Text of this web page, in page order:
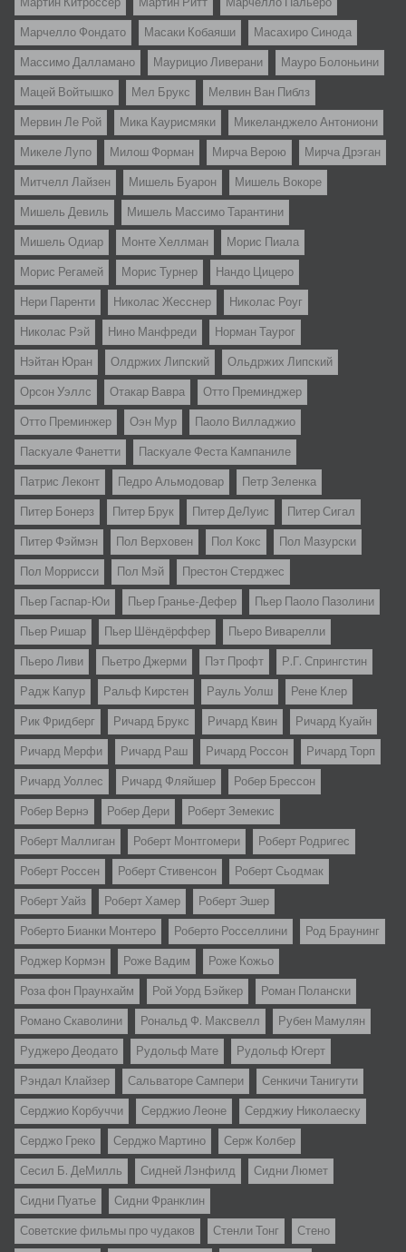
Марчелло Фондато Масаки Кобаяши Масахиро Синода
Массимо Далламано Маурицио Ливерани Мауро Болоньини
Мацей Войтышко Мел Брукс Мелвин Ван Пиблз
Мервин Ле Рой Мика Каурисмяки Микеланджело Антониони
Микеле Лупо Милош Форман Мирча Верою Мирча Дрэган
Митчелл Лайзен Мишель Буарон Мишель Вокоре
Мишель Девиль Мишель Массимо Тарантини
Мишель Одиар Монте Хеллман Морис Пиала
Морис Регамей Морис Турнер Нандо Цицеро
Нери Паренти Николас Жесснер Николас Роуг
Николас Рэй Нино Манфреди Норман Таурог
Нэйтан Юран Олдржих Липский Ольдржих Липский
Орсон Уэллс Отакар Вавра Отто Преминджер
Отто Преминжер Оэн Мур Паоло Вилладжио
Паскуале Фанетти Паскуале Феста Кампаниле
Патрис Леконт Педро Альмодовар Петр Зеленка
Питер Бонерз Питер Брук Питер ДеЛуис Питер Сигал
Питер Фэймэн Пол Верховен Пол Кокс Пол Мазурски
Пол Моррисси Пол Мэй Престон Стерджес
Пьер Гаспар-Юи Пьер Гранье-Дефер Пьер Паоло Пазолини
Пьер Ришар Пьер Шёндёрффер Пьеро Виварелли
Пьеро Ливи Пьетро Джерми Пэт Профт Р.Г. Спрингстин
Радж Капур Ральф Кирстен Рауль Уолш Рене Клер
Рик Фридберг Ричард Брукс Ричард Квин Ричард Куайн
Ричард Мерфи Ричард Раш Ричард Россон Ричард Торп
Ричард Уоллес Ричард Фляйшер Робер Брессон
Робер Вернэ Робер Дери Роберт Земекис
Роберт Маллиган Роберт Монтгомери Роберт Родригес
Роберт Россен Роберт Стивенсон Роберт Сьодмак
Роберт Уайз Роберт Хамер Роберт Эшер
Роберто Бианки Монтеро Роберто Росселлини Род Браунинг
Роджер Кормэн Роже Вадим Роже Кожьо
Роза фон Праунхайм Рой Уорд Бэйкер Роман Полански
Романо Скаволини Рональд Ф. Максвелл Рубен Мамулян
Руджеро Деодато Рудольф Мате Рудольф Югерт
Рэндал Клайзер Сальваторе Сампери Сенкичи Танигути
Серджио Корбуччи Серджио Леоне Серджиу Николаеску
Серджо Греко Серджо Мартино Серж Колбер
Сесил Б. ДеМилль Сидней Лэнфилд Сидни Люмет
Сидни Пуатье Сидни Франклин
Советские фильмы про чудаков Стенли Тонг Стено